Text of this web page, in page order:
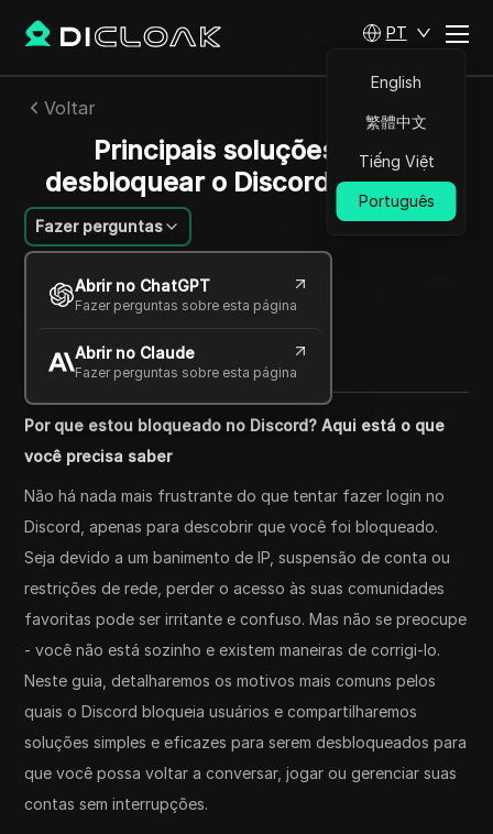
PT
English
繁體中文
Tiếng Việt
Português
Voltar
Principais soluções para
desbloquear o Discord em 2025
Fazer perguntas
Abrir no ChatGPT
Fazer perguntas sobre esta página
Abrir no Claude
Fazer perguntas sobre esta página
Emily Grace
05 mar 2025 25
min de leitura
Copy Link
Por que estou bloqueado no Discord? Aqui está o que
você precisa saber
Não há nada mais frustrante do que tentar fazer login no
Discord, apenas para descobrir que você foi bloqueado.
Seja devido a um banimento de IP, suspensão de conta ou
restrições de rede, perder o acesso às suas comunidades
favoritas pode ser irritante e confuso. Mas não se preocupe
- você não está sozinho e existem maneiras de corrigi-lo.
Neste guia, detalharemos os motivos mais comuns pelos
quais o Discord bloqueia usuários e compartilharemos
soluções simples e eficazes para serem desbloqueados para
que você possa voltar a conversar, jogar ou gerenciar suas
contas sem interrupções.